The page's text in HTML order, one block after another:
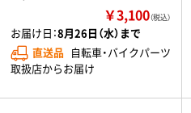
￥3,100（税込）
お届け日：8月26日（水）まで
直送品 自転車・バイクパーツ
取扱店からお届け